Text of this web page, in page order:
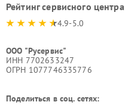
Рейтинг сервисного центра
4.9-5.0
ООО "Русервис"
ИНН 7702633247
ОГРН 1077746335776
Поделиться в соц. сетях: